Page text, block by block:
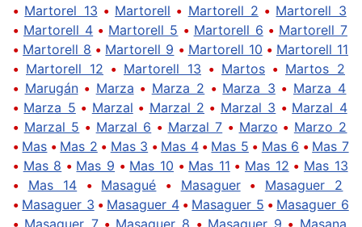
• Martorel 13 • Martorell • Martorell 2 • Martorell 3
• Martorell 4 • Martorell 5 • Martorell 6 • Martorell 7
• Martorell 8 • Martorell 9 • Martorell 10 • Martorell 11
• Martorell 12 • Martorell 13 • Martos • Martos 2
• Marugán• Marza • Marza 2 • Marza 3 • Marza 4
• Marza 5 • Marzal • Marzal 2 • Marzal 3 • Marzal 4
• Marzal 5 • Marzal 6 • Marzal 7 • Marzo • Marzo 2
• Mas • Mas 2 • Mas 3 • Mas 4• Mas 5 • Mas 6 • Mas 7
• Mas 8 • Mas 9 • Mas 10 • Mas 11 • Mas 12 • Mas 13
• Mas 14 • Masagué • Masaguer• Masaguer 2
• Masaguer 3 • Masaguer 4• Masaguer 5 • Masaguer 6
• Masaguer 7• Masaguer 8 • Masaguer 9 • Masana